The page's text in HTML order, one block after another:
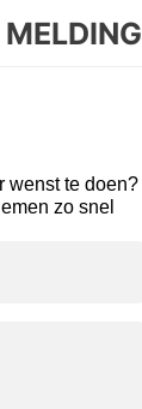
wenst te doen?
zo snel